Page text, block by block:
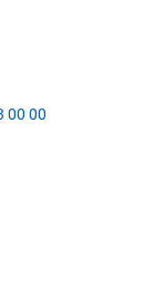
00 00